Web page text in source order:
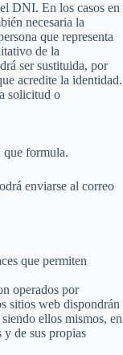
DNI. En los casos en
necesaria la
que representa
de la
ser sustituida, por
acredite la identidad.
solicitud o
que formula.
enviarse al correo
que permiten
operados por
sitios web dispondrán
ellos mismos, en
y de sus propias